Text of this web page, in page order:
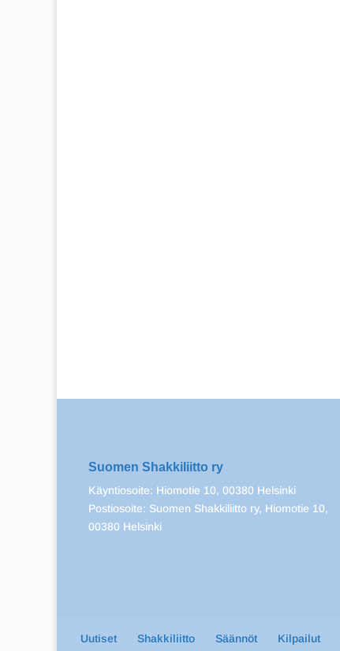
Suomen Shakkiliitto ry
Käyntiosoite: Hiomotie 10, 00380 Helsinki
Postiosoite: Suomen Shakkiliitto ry, Hiomotie 10,
00380 Helsinki
Uutiset Shakkiliitto Säännöt Kilpailut